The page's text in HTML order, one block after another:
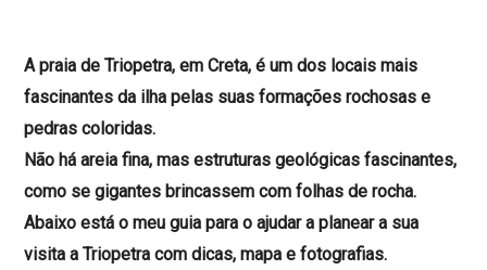
A praia de Triopetra, em Creta, é um dos locais mais
fascinantes da ilha pelas suas formações rochosas e
pedras coloridas.
Não há areia fina, mas estruturas geológicas fascinantes,
como se gigantes brincassem com folhas de rocha.
Abaixo está o meu guia para o ajudar a planear a sua
visita a Triopetra com dicas, mapa e fotografias.